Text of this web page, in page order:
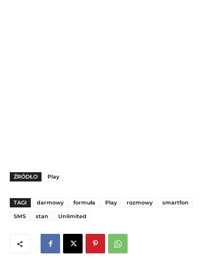
ŹRÓDŁO Play
TAGI darmowy formuła Play rozmowy
smartfon
SMS
stan Unlimited